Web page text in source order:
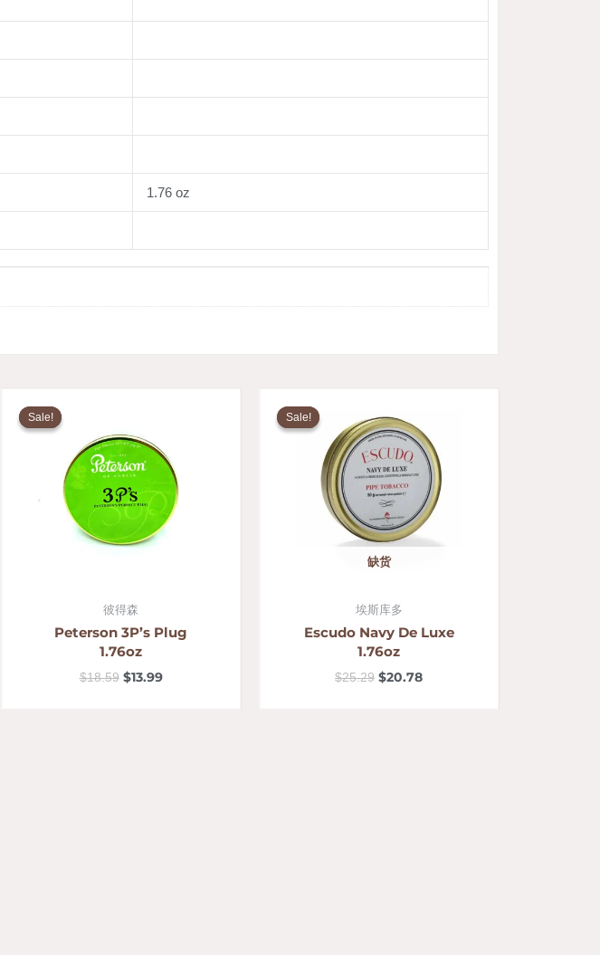
1.76 oz
Sale!
Sale!
彼得森
Peterson 3P’s Plug
1.76oz
$18.59
$18.59。
$13.99
为：
$13.99。
Sale!
缺货
Sale!
埃斯库多
Escudo Navy De Luxe
1.76oz
$25.29
为：
$25.29。
$20.78
格
为：
$20.78。